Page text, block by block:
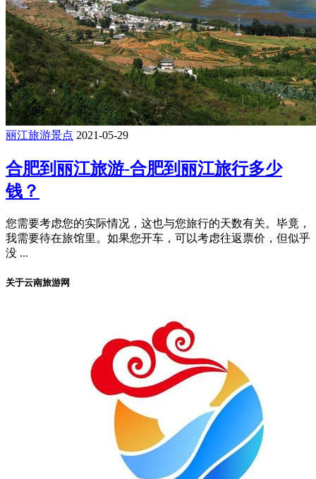
丽江旅游景点 2021-05-29
合肥到丽江旅游-合肥到丽江旅行多少
钱？
您需要考虑您的实际情况，这也与您旅行的天数有关。毕竟，
我需要待在旅馆里。如果您开车，可以考虑往返票价，但似乎
没 ...
关于云南旅游网